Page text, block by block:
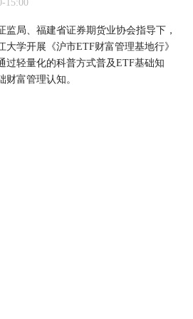
监局、福建省证券期货业协会指导下，
学开展《沪市ETF财富管理基地行》
过轻量化的科普方式普及ETF基础知
富管理认知。